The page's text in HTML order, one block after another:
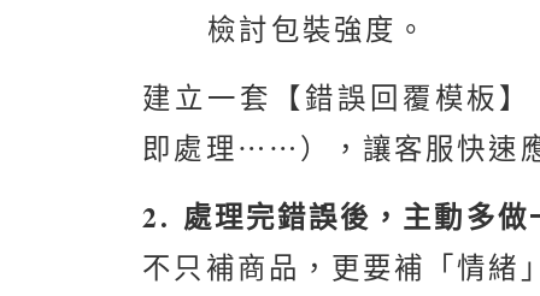
檢討包裝強度。
建立一套【錯誤回覆模板
即處理⋯⋯），讓客服快速
2. 處理完錯誤後，主動多
不只補商品，更要補「情緒